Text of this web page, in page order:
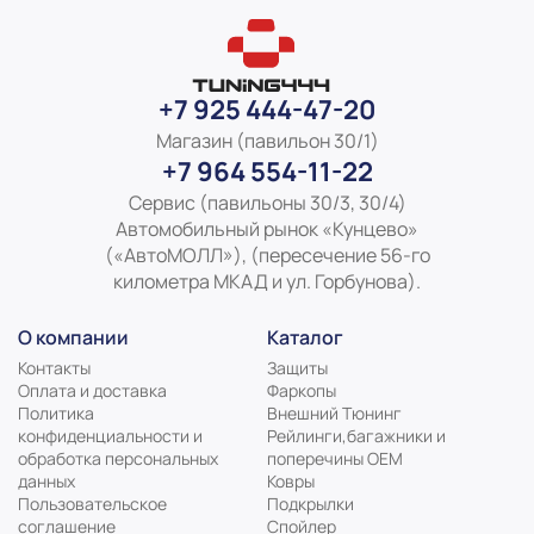
+7 925 444-47-20
Магазин (павильон 30/1)
+7 964 554-11-22
Сервис (павильоны 30/3, 30/4)
Автомобильный рынок «Кунцево»
(«АвтоМОЛЛ»), (пересечение 56-го
километра МКАД и ул. Горбунова).
О компании
Контакты
Оплата и доставка
Политика
конфиденциальности и
обработка персональных
данных
Пользовательское
соглашение
Каталог
Защиты
Фаркопы
Внешний Тюнинг
Рейлинги,багажники и
поперечины ОЕМ
Ковры
Подкрылки
Спойлер